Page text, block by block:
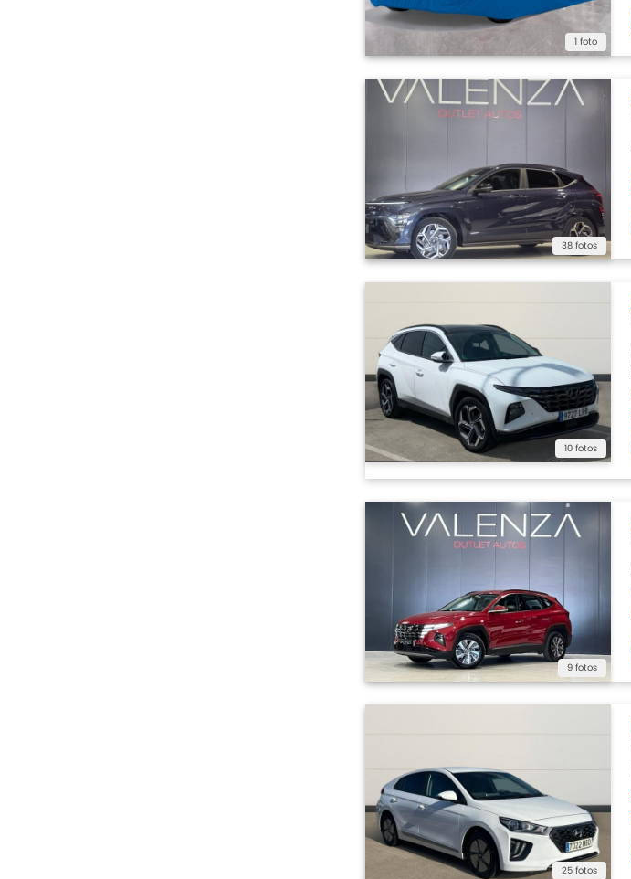
1 foto
38 fotos
10 fotos
9 fotos
25 fotos